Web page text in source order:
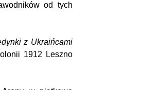
od tych
z Ukraińcami
1912 Leszno